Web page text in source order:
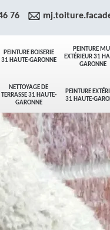
PEINTURE BOISERIE
31 HAUTE-GARONNE
PEINTURE
EXTÉRIEUR 31
GARONNE
NETTOYAGE DE
TERRASSE 31 HAUTE-
GARONNE
PEINTURE
31 HAUTE-
76